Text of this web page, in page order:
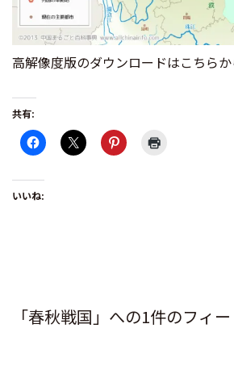
高解像度版のダウンロードはこちら
共有:
いいね:
「春秋戦国」への1件のフィ